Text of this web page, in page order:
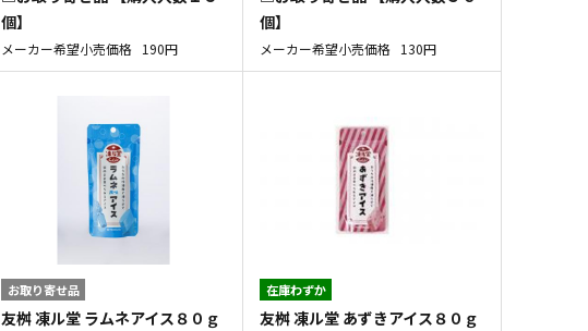
個】
メーカー希望小売価格 190円
個】
メーカー希望小売価格 130円
お取り寄せ品
友桝 凍ル堂 ラムネアイス８０ｇ
在庫わずか
友桝 凍ル堂 あずきアイス８０ｇ